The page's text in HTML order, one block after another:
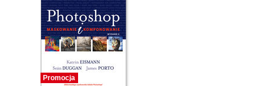
Promocja